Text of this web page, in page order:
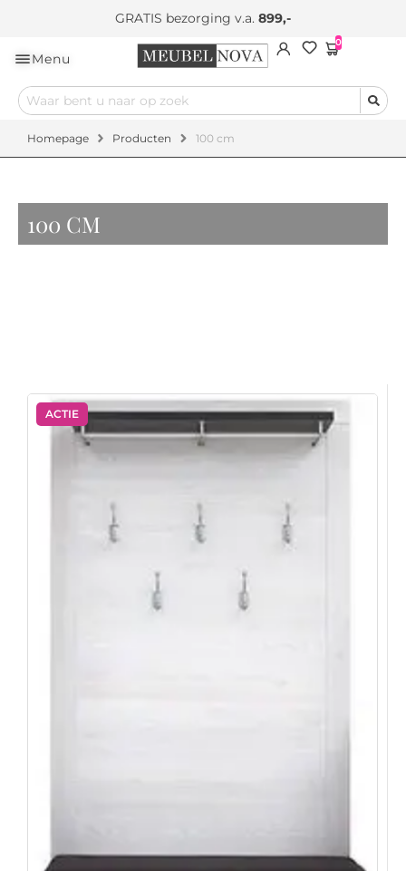
GRATIS bezorging v.a. 899,-
Menu
0
Homepage Producten 100 cm
100 CM
ACTIE